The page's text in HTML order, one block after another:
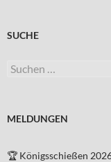
SUCHE
Suchen
MELDUNGEN
🏆 Königsschießen